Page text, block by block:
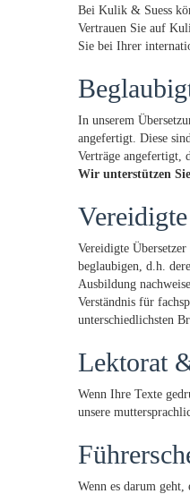
Bei Kulik & Suess
Vertrauen Sie auf
Sie bei Ihrer
In unserem
angefertigt. Diese
Verträge angefertigt,
Wir unterstützen
Vereidigte
beglaubigen, d.h.
Ausbildung
Verständnis für
unterschiedlichsten
Lektorat
Wenn Ihre Texte
unsere
Wenn es darum